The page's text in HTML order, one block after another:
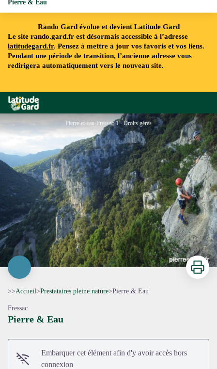
Rando Gard évolue et devient Latitude Gard
Le site rando.gard.fr est désormais accessible à l’adresse
latitudegard.fr. Pensez à mettre à jour vos favoris et vos liens.
Pendant une période de transition, l’ancienne adresse vous
redirigera automatiquement vers le nouveau site.
Rando Gard
Pierre & Eau
Pierre-et-eau-Fressac-1 - Droits gérés
Voir l'image en plein écran
Imprimer
>>Accueil>Prestataires pleine nature>Pierre & Eau
Fressac
Pierre & Eau
Embarquer cet élément afin d'y avoir accès hors
connexion